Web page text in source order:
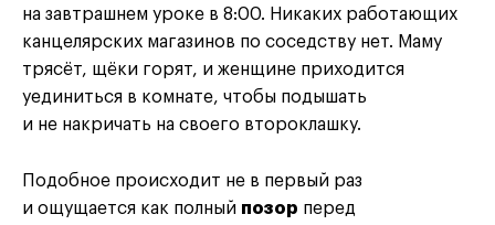
на завтрашнем уроке в 8:00. Никаких работающих
канцелярских магазинов по соседству нет. Маму
трясёт, щёки горят, и женщине приходится
уединиться в комнате, чтобы подышать
и не накричать на своего второклашку.
Подобное происходит не в первый раз
и ощущается как полный позор перед